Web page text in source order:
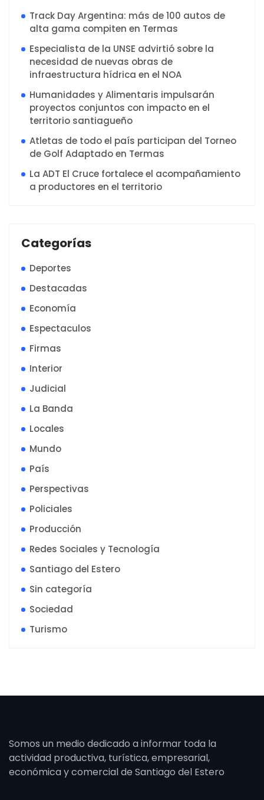
Track Day Argentina: más de 100 autos de
alta gama compiten en Termas
Especialista de la UNSE advirtió sobre la
necesidad de nuevas obras de
infraestructura hídrica en el NOA
Humanidades y Alimentaris impulsarán
proyectos conjuntos con impacto en el
territorio santiagueño
Atletas de todo el país participan del Torneo
de Golf Adaptado en Termas
La ADT El Cruce fortalece el acompañamiento
a productores en el territorio
Categorías
Deportes
Destacadas
Economía
Espectaculos
Firmas
Interior
Judicial
La Banda
Locales
Mundo
País
Perspectivas
Policiales
Producción
Redes Sociales y Tecnología
Santiago del Estero
Sin categoría
Sociedad
Turismo
Somos un medio dedicado a informar toda la
actividad productiva, turística, empresarial,
económica y comercial de Santiago del Estero